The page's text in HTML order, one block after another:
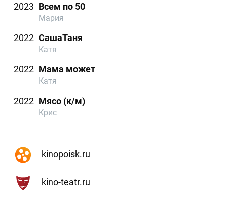
2023 Всем по 50
Мария
2022 СашаТаня
Катя
2022 Мама может
Катя
2022 Мясо (к/м)
Крис
kinopoisk.ru
kino-teatr.ru